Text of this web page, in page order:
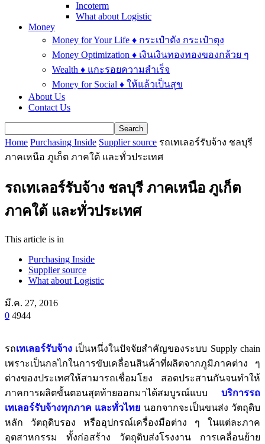
Incoterm
What about Logistic
Money
Money for Your Life ♦ กระเป๋าตัง กระเป๋าตุง
Money Optimization ♦ เงินเงินทองทองของกล้วย ๆ
Wealth ♦ แกะรอยความสำเร็จ
Money for Social ♦ ให้แล้วเป็นสุข
About Us
Contact Us
Home Purchasing Inside Supplier source รถเทเลอร์รับจ้าง ชลบุรี
ภาคเหนือ ภูเก็ต ภาคใต้ และทั่วประเทศ
รถเทเลอร์รับจ้าง ชลบุรี ภาคเหนือ ภูเก็ต
ภาคใต้ และทั่วประเทศ
This article is in
Purchasing Inside
Supplier source
What about Logistic
มี.ค. 27, 2016
0 4944
รถเทเลอร์รับจ้าง เป็นหนึ่งในปัจจัยสำคัญของระบบ Supply chain
เพราะเป็นกลไกในการขับเคลื่อนสินค้าที่ผลิตจากภูมิภาคต่าง ๆ
ต่างของประเทศให้สามารถเชื่อมโยง สอดประสานกันจนทำให้
ภาคการผลิตขั้นตอนสุดท้ายออกมาได้สมบูรณ์แบบ บริการรถ
เทเลอร์รับจ้างทุกภาค และทั่วไทย นอกจากจะเป็นขนส่ง วัตถุดิบ
หลัก วัตถุดิบรอง หรืออุปกรณ์เครื่องมือต่าง ๆ ในแต่ละภาค
อุตสาหกรรม ทั้งก่อสร้าง วัตถุดิบส่งโรงงาน การเคลื่อนย้าย